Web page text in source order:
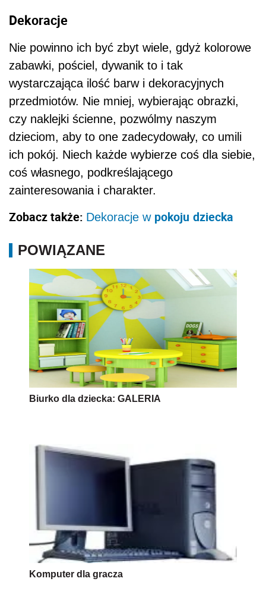
Dekoracje
Nie powinno ich być zbyt wiele, gdyż kolorowe
zabawki, pościel, dywanik to i tak
wystarczająca ilość barw i dekoracyjnych
przedmiotów. Nie mniej, wybierając obrazki,
czy naklejki ścienne, pozwólmy naszym
dzieciom, aby to one zadecydowały, co umili
ich pokój. Niech każde wybierze coś dla siebie,
coś własnego, podkreślającego
zainteresowania i charakter.
Zobacz także: Dekoracje w pokoju dziecka
POWIĄZANE
Biurko dla dziecka: GALERIA
Komputer dla gracza